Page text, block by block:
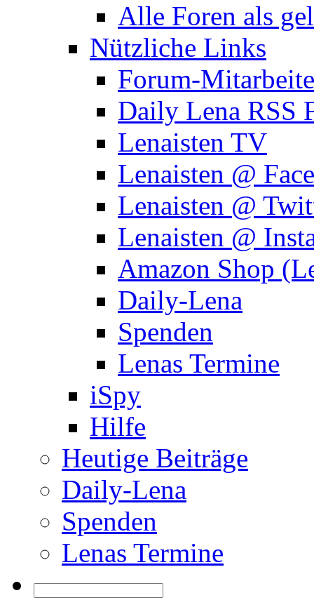
Alle Foren als
Nützliche Links
Forum-
Daily Lena RSS
Lenaisten TV
Lenaisten @
Lenaisten @
Lenaisten @
Amazon Shop
Daily-Lena
Spenden
Lenas Termine
iSpy
Hilfe
Heutige Beiträge
Daily-Lena
Spenden
Lenas Termine